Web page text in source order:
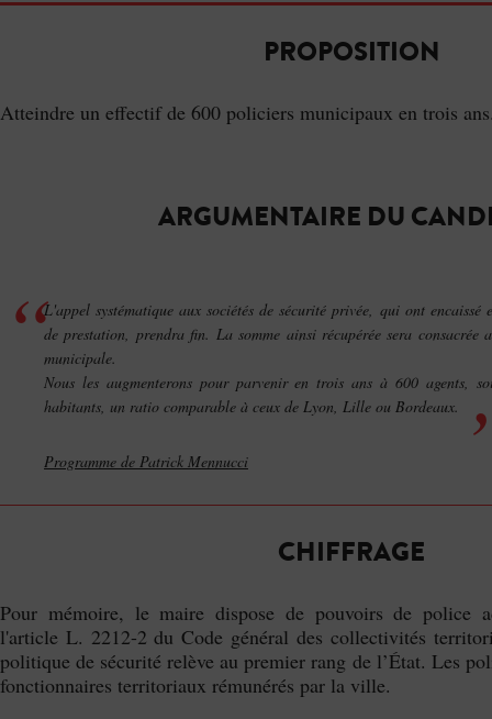
PROPOSITION
Atteindre un effectif de 600 policiers municipaux en trois
ARGUMENTAIRE DU
L'appel systématique aux sociétés de sécurité privée, qui ont
de prestation, prendra fin. La somme ainsi récupérée sera consacrée
municipale.
Nous les augmenterons pour parvenir en trois ans à 600 agents,
habitants, un ratio comparable à ceux de Lyon, Lille ou Bordeaux.
Programme de Patrick Mennucci
CHIFFRAGE
Pour mémoire, le maire dispose de pouvoirs de police
l'article L. 2212-2 du Code général des collectivités
politique de sécurité relève au premier rang de l’État. Les
fonctionnaires territoriaux rémunérés par la ville.